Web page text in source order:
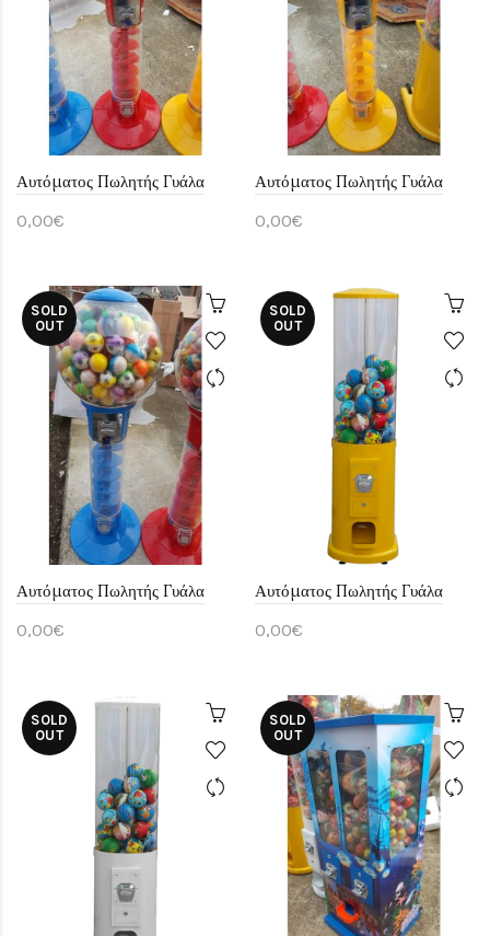
Αυτόματος Πωλητής Γυάλα
0,00€
Αυτόματος Πωλητής Γυάλα
0,00€
SOLD
OUT
Αυτόματος Πωλητής Γυάλα
0,00€
SOLD
OUT
Αυτόματος Πωλητής Γυάλα
0,00€
SOLD
OUT
SOLD
OUT